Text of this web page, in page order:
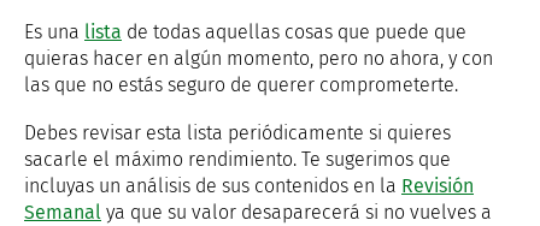
Es una lista de todas aquellas cosas que puede que
quieras hacer en algún momento, pero no ahora, y con
las que no estás seguro de querer comprometerte.
Debes revisar esta lista periódicamente si quieres
sacarle el máximo rendimiento. Te sugerimos que
incluyas un análisis de sus contenidos en la Revisión
Semanal ya que su valor desaparecerá si no vuelves a